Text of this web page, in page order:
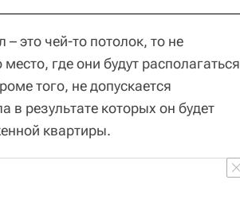
это чей-то потолок, то не
где они будут располагаться
того, не допускается
в результате которых он будет
квартиры.